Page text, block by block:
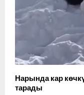
Нарында кар
тарады